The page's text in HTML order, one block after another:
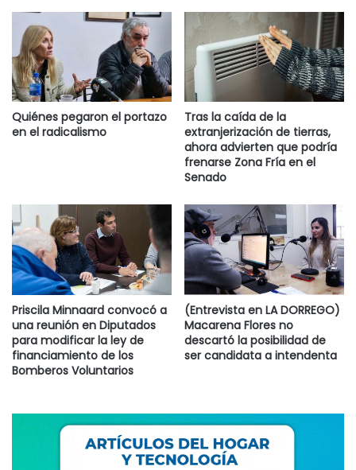
Quiénes pegaron el portazo
en el radicalismo
Tras la caída de la
extranjerización de tierras,
ahora advierten que podría
frenarse Zona Fría en el
Senado
Priscila Minnaard convocó a
una reunión en Diputados
para modificar la ley de
financiamiento de los
Bomberos Voluntarios
(Entrevista en LA DORREGO)
Macarena Flores no
descartó la posibilidad de
ser candidata a intendenta